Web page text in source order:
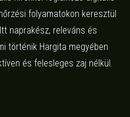
folyamatokon keresztül
naprakész, releváns és
történik Hargita megyében
és felesleges zaj nélkül.